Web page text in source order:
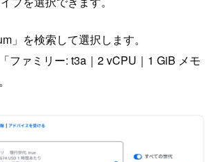
」を検索して選択します。
ファミリー: t3a｜2 vCPU｜1 GiB メモ